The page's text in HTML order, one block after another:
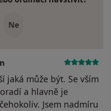
Ne
jaká může být. Se vším
a hlavně je
Jsem nadmíru